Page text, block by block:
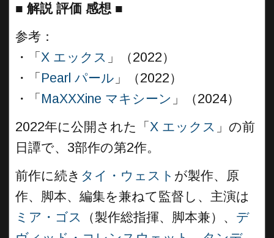
■ 解説 評価 感想 ■
参考：
・「 X エックス 」（2022）
・「 Pearl パール 」（2022）
・「 MaXXXine マキシーン 」（2024）
2022年に公開された「 X エックス 」の前
日譚で、3部作の第2作。
前作に続き タイ・ウェスト が製作、原
作、脚本、編集を兼ねて監督し、主演は
ミア・ゴス
（製作総指揮、脚本兼）、 デ